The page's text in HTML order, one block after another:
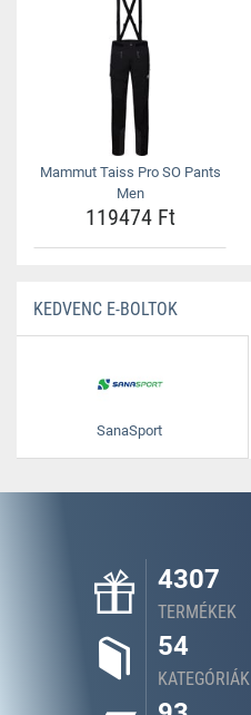
Mammut Taiss Pro SO Pants
Men
119474 Ft
KEDVENC E-BOLTOK
SanaSport
4307
TERMÉKEK
54
KATEGÓRIÁK